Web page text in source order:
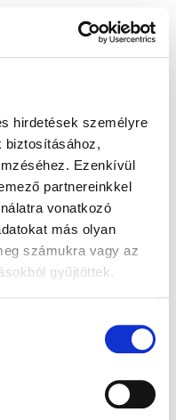
hirdetések személyre
biztosításához,
Ezenkívül
partnereinkkel
vonatkozó
más olyan
számukra vagy az
gyűjtöttek.